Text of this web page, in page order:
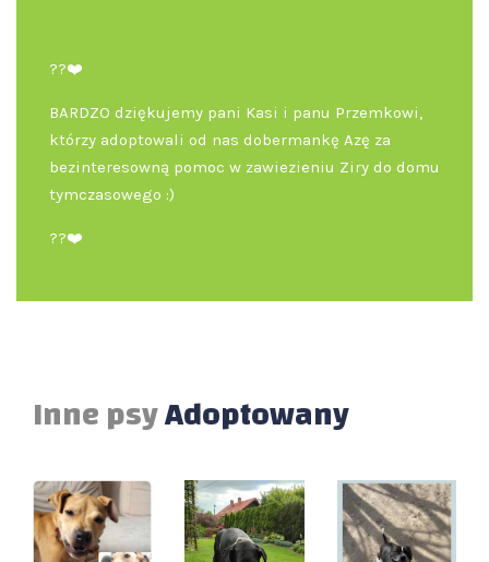
??❤️
BARDZO dziękujemy pani Kasi i panu Przemkowi,
którzy adoptowali od nas dobermankę Azę za
bezinteresowną pomoc w zawiezieniu Ziry do domu
tymczasowego :)
??❤️
Inne psyAdoptowany